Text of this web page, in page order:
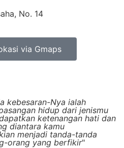
No. 14
via Gmaps
kebesaran-Nya ialah
hidup dari jenismu
ketenangan hati dan
diantara kamu
menjadi tanda-tanda
orang yang berfikir"